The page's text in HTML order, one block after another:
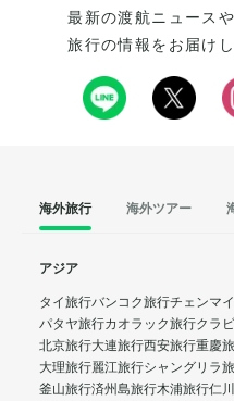
最新の渡航ニュース
旅行の情報をお届け
海外旅行 海外ツアー
アジア
タイ旅行バンコク旅行チェンマ
パタヤ旅行カオラック旅行クラ
北京旅行大連旅行西安旅行重慶
大理旅行麗江旅行シャングリラ
釜山旅行済州島旅行木浦旅行仁